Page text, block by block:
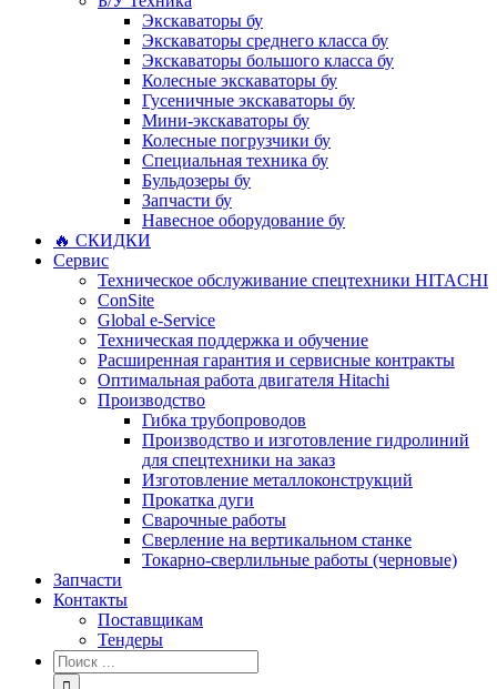
Экскаваторы бу
Экскаваторы среднего класса бу
Экскаваторы большого класса бу
Колесные экскаваторы бу
Гусеничные экскаваторы бу
Мини-экскаваторы бу
Колесные погрузчики бу
Специальная техника бу
Бульдозеры бу
Запчасти бу
Навесное оборудование бу
🔥 СКИДКИ
Сервис
Техническое обслуживание спецтехники HITACHI
ConSite
Global e-Service
Техническая поддержка и обучение
Расширенная гарантия и сервисные контракты
Оптимальная работа двигателя Hitachi
Производство
Гибка трубопроводов
Производство и изготовление гидролиний
для спецтехники на заказ
Изготовление металлоконструкций
Прокатка дуги
Сварочные работы
Сверление на вертикальном станке
Токарно-сверлильные работы (черновые)
Запчасти
Контакты
Поставщикам
Тендеры
Результат
поиска: